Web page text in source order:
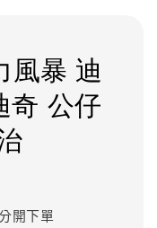
風暴 迪
奇 公仔
開下單